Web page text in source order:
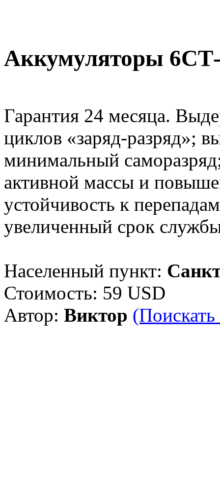
Аккумуляторы
Гарантия 24 месяца.
циклов «заряд-разряд»;
минимальный
активной массы и
устойчивость к
увеличенный срок
Населенный пункт:
Стоимость: 59 USD
Автор: Виктор (Поискать